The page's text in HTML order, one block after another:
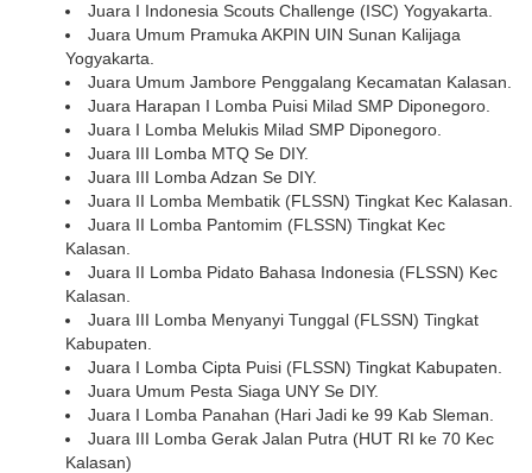
Juara I Indonesia Scouts Challenge (ISC) Yogyakarta.
Juara Umum Pramuka AKPIN UIN Sunan Kalijaga
Yogyakarta.
Juara Umum Jambore Penggalang Kecamatan Kalasan.
Juara Harapan I Lomba Puisi Milad SMP Diponegoro.
Juara I Lomba Melukis Milad SMP Diponegoro.
Juara III Lomba MTQ Se DIY.
Juara III Lomba Adzan Se DIY.
Juara II Lomba Membatik (FLSSN) Tingkat Kec Kalasan.
Juara II Lomba Pantomim (FLSSN) Tingkat Kec
Kalasan.
Juara II Lomba Pidato Bahasa Indonesia (FLSSN) Kec
Kalasan.
Juara III Lomba Menyanyi Tunggal (FLSSN) Tingkat
Kabupaten.
Juara I Lomba Cipta Puisi (FLSSN) Tingkat Kabupaten.
Juara Umum Pesta Siaga UNY Se DIY.
Juara I Lomba Panahan (Hari Jadi ke 99 Kab Sleman.
Juara III Lomba Gerak Jalan Putra (HUT RI ke 70 Kec
Kalasan)